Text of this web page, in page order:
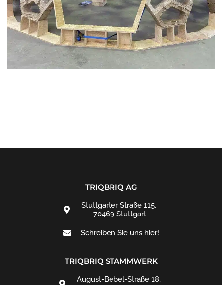
KLIMAFESTIVAL 2023
TRIQBRIQ AG
Stuttgarter Straße 115,
70469 Stuttgart
Schreiben Sie uns hier!
TRIQBRIQ STAMMWERK
August-Bebel-Straße 18,